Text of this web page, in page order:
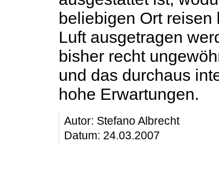
beliebigen Ort
Luft ausgetragen
bisher recht
und das durchaus
hohe Erwartungen.
Autor: Stefano Albrecht
Datum: 24.03.2007